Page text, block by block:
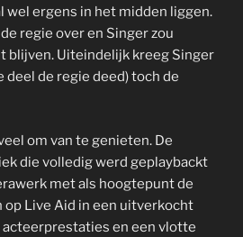
wel ergens in het midden liggen.
regie over en Singer zou
blijven. Uiteindelijk kreeg Singer
de regie deed) toch de
om van te genieten. De
die volledig werd geplaybackt
met als hoogtepunt de
op Live Aid in een uitverkocht
en een vlotte